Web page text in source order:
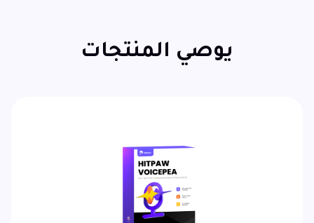
يوصي المنتجات